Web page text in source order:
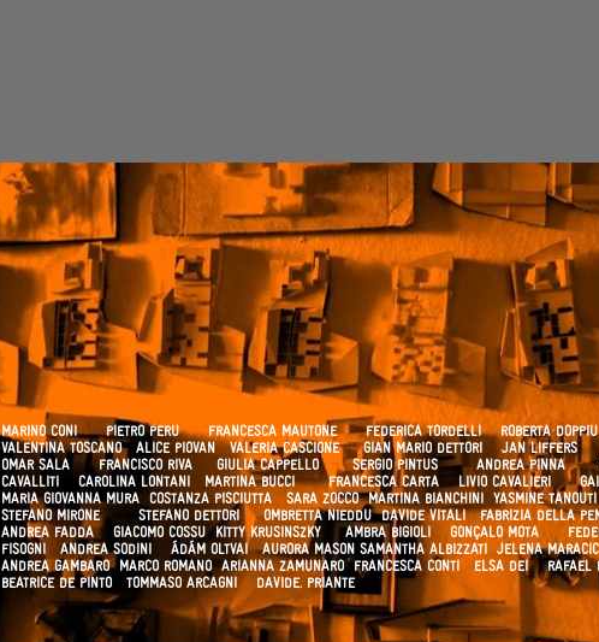
MARINO CONI PIETRO PERU FRANCESCA MAUTONE FEDERICA TORDELLIROBERTA
VALENTINA TOSCANO ALICE PIOVAN VALERIA CASCIONE GIAN MARIO DETTORI JAN
OMAR SALA FRANCISCO RIVA GIULIA CAPPELLO SERGIO PINTUS ANDREA PINNA
CAVALLITI CAROLINA LONTANI MARTINA BUCCI FRANCESCA CARTALIVIO CAVALIERI
MARIA GIOVANNA MURA COSTANZA PISCIUTTA SARA ZOCCOMARTINA BIANCHINI YASMINE
STEFANO MIRONE STEFANO DETTORI OMBRETTA NIEDDUDAVIDE VITALI FABRIZIA
ANDREA FADDA GIACOMO COSSUKITTY KRUSINSZKY AMBRA BIGIOLI GONÇALO MOTA
FISOGNI ANDREA SODINI ÁDÁM OLTVAI AURORA MASON SAMANTHA ALBIZZATI JELENA MARACIC
ANDREA GAMBARO MARCO ROMANO ARIANNA ZAMUNARO FRANCESCA CONTI ELSA DEI RAFAEL
BEATRICE DE PINTO TOMMASO ARCAGNI DAVIDE. PRIANTE